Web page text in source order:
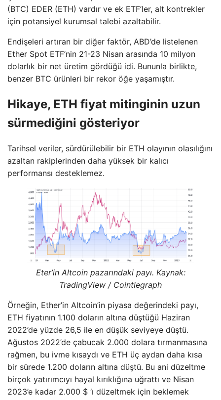
(BTC) EDER (ETH) vardır ve ek ETF’ler, alt kontrekler
için potansiyel kurumsal talebi azaltabilir.
Endişeleri artıran bir diğer faktör, ABD’de listelenen
Ether Spot ETF’nin 21-23 Nisan arasında 10 milyon
dolarlık bir net üretim gördüğü idi. Bununla birlikte,
benzer BTC ürünleri bir rekor öğe yaşamıştır.
Hikaye, ETH fiyat mitinginin uzun
sürmediğini gösteriyor
Tarihsel veriler, sürdürülebilir bir ETH olayının olasılığını
azaltan rakiplerinden daha yüksek bir kalıcı
performansı desteklemez.
Eter’in Altcoin pazarındaki payı. Kaynak:
TradingView / Cointlegraph
Örneğin, Ether’in Altcoin’in piyasa değerindeki payı,
ETH fiyatının 1.100 doların altına düştüğü Haziran
2022’de yüzde 26,5 ile en düşük seviyeye düştü.
Ağustos 2022’de çabucak 2.000 dolara tırmanmasına
rağmen, bu ivme kısaydı ve ETH üç aydan daha kısa
bir sürede 1.200 doların altına düştü. Bu ani düzeltme
birçok yatırımcıyı hayal kırıklığına uğrattı ve Nisan
2023’e kadar 2.000 $ ‘ı düzeltmek için beklemek